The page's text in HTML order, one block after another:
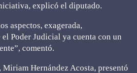
explicó el diputado.
aspectos, exagerada,
Poder Judicial ya cuenta con un
comentó.
Miriam Hernández Acosta, presentó